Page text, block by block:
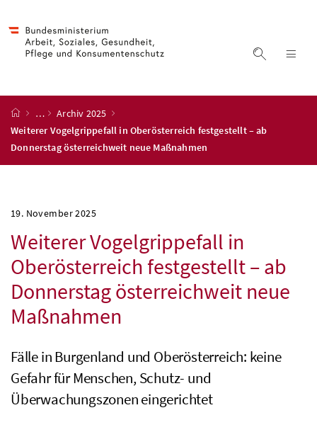
Suche
Startseite
…
Archiv 2025
Weiterer Vogelgrippefall in Oberösterreich festgestellt – ab
Donnerstag österreichweit neue Maßnahmen
19. November 2025
Weiterer Vogelgrippefall in
Oberösterreich festgestellt – ab
Donnerstag österreichweit neue
Maßnahmen
Fälle in Burgenland und Oberösterreich: keine
Gefahr für Menschen, Schutz- und
Überwachungszonen eingerichtet